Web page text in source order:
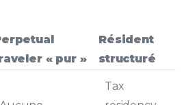
« pur »
Résident
structuré
Tax